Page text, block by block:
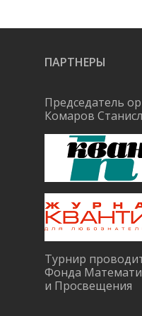
ПАРТНЕРЫ
Председатель
Комаров
Турнир
Фонда
и Просвещения